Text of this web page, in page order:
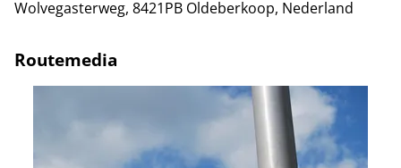
Wolvegasterweg, 8421PB Oldeberkoop, Nederland
Routemedia